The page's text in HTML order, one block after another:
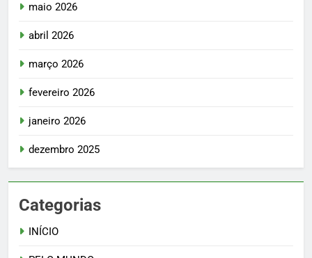
maio 2026
abril 2026
março 2026
fevereiro 2026
janeiro 2026
dezembro 2025
Categorias
INÍCIO